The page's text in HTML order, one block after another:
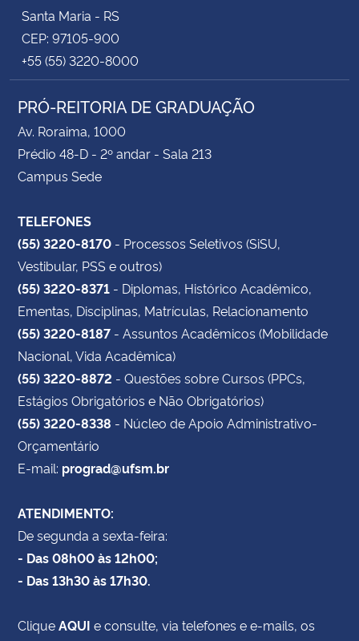
Santa Maria - RS
CEP: 97105-900
+55 (55) 3220-8000
PRÓ-REITORIA DE GRADUAÇÃO
Av. Roraima, 1000
Prédio 48-D - 2º andar - Sala 213
Campus Sede
TELEFONES
(55) 3220-8170 - Processos Seletivos (SiSU,
Vestibular, PSS e outros)
(55) 3220-8371 - Diplomas, Histórico Acadêmico,
Ementas, Disciplinas, Matrículas, Relacionamento
(55) 3220-8187 - Assuntos Acadêmicos (Mobilidade
Nacional, Vida Acadêmica)
(55) 3220-8872 - Questões sobre Cursos (PPCs,
Estágios Obrigatórios e Não Obrigatórios)
(55) 3220-8338 - Núcleo de Apoio Administrativo-
Orçamentário
E-mail: prograd@ufsm.br
ATENDIMENTO:
De segunda a sexta-feira:
- Das 08h00 às 12h00;
- Das 13h30 às 17h30.
CliqueAQUI e consulte, via telefones e e-mails, os